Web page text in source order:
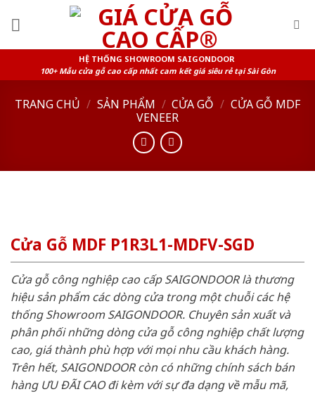
HỆ THỐNG SHOWROOM SAIGONDOOR
100+ Mẫu cửa gỗ cao cấp nhất cam kết giá siêu rẻ tại Sài Gòn
TRANG CHỦ / SẢN PHẨM / CỬA GỖ / CỬA GỖ MDF
VENEER
Cửa Gỗ MDF P1R3L1-MDFV-SGD
Cửa gỗ công nghiệp cao cấp SAIGONDOOR là thương
hiệu sản phẩm các dòng cửa trong một chuỗi các hệ
thống Showroom SAIGONDOOR. Chuyên sản xuất và
phân phối những dòng cửa gỗ công nghiệp chất lượng
cao, giá thành phù hợp với mọi nhu cầu khách hàng.
Trên hết, SAIGONDOOR còn có những chính sách bán
hàng ƯU ĐÃI CAO đi kèm với sự đa dạng về mẫu mã,